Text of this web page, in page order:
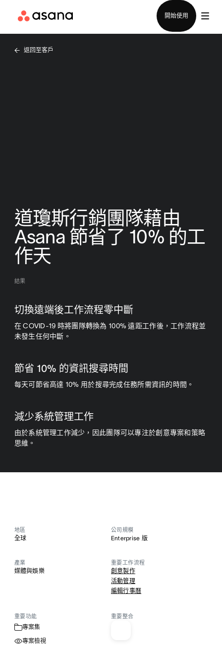
開始使用
返回至客戶
道瓊斯行銷團隊藉由
Asana 節省了 10% 的工
作天
結果
切換遠端後工作流程零中斷
在 COVID-19 時將團隊轉換為 100% 遠距工作後，工作流程並
未發生任何中斷。
節省 10% 的資訊搜尋時間
每天可節省高達 10% 用於搜尋完成任務所需資訊的時間。
減少系統管理工作
由於系統管理工作減少，因此團隊可以專注於創意專案和策略
思維。
地區
全球
公司規模
Enterprise 版
產業
媒體與娛樂
重要工作流程
創意製作
活動管理
編輯行事曆
重要功能
專案集
專案檢視
重要整合